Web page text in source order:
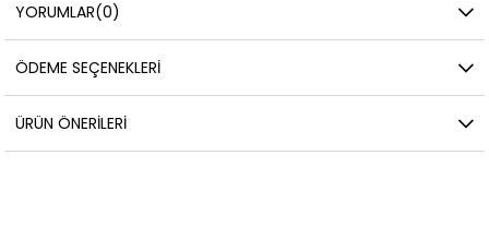
YORUMLAR(0)
ÖDEME SEÇENEKLERI
ÜRÜN ÖNERILERI